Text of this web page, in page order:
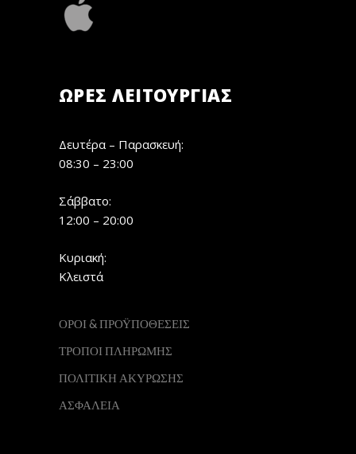
ΏΡΕΣ ΛΕΙΤΟΥΡΓΊΑΣ
Δευτέρα – Παρασκευή:
08:30 – 23:00
Σάββατο:
12:00 – 20:00
Κυριακή:
Κλειστά
ΟΡΟΙ & ΠΡΟΫΠΟΘΕΣΕΙΣ
ΤΡΟΠΟΙ ΠΛΗΡΩΜΗΣ
ΠΟΛΙΤΙΚΗ ΑΚΥΡΩΣΗΣ
ΑΣΦΑΛΕΙΑ